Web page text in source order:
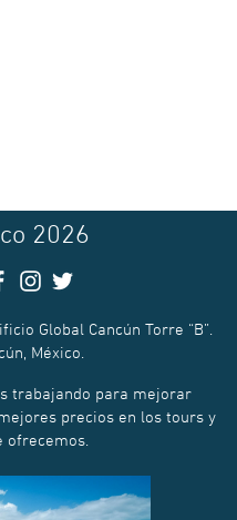
2026
Global Cancún Torre “B”.
México.
trabajando para mejorar
precios en los tours y
ofrecemos.